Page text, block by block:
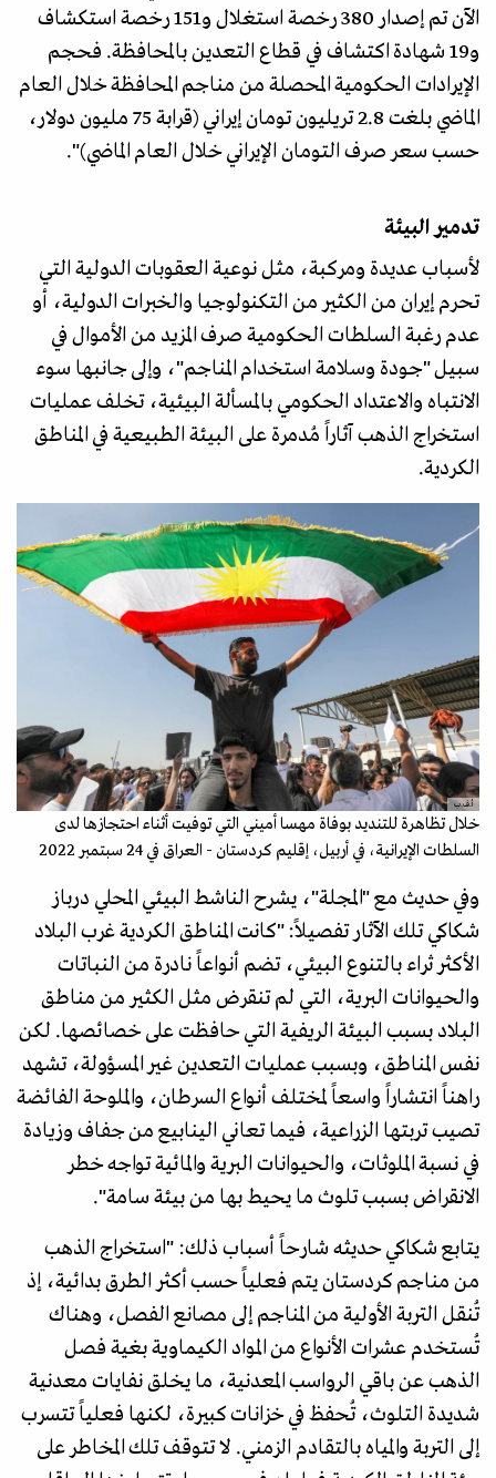
الآن تم إصدار 380 رخصة استغلال و151 رخصة استكشاف
و19 شهادة اكتشاف في قطاع التعدين بالمحافظة. فحجم
الإيرادات الحكومية المحصلة من مناجم المحافظة خلال العام
الماضي بلغت 2.8 تريليون تومان إيراني (قرابة 75 مليون دولار،
حسب سعر صرف التومان الإيراني خلال العام الماضي)".
تدمير البيئة
لأسباب عديدة ومركبة، مثل نوعية العقوبات الدولية التي
تحرم إيران من الكثير من التكنولوجيا والخبرات الدولية، أو
عدم رغبة السلطات الحكومية صرف المزيد من الأموال في
سبيل "جودة وسلامة استخدام المناجم"، وإلى جانبها سوء
الانتباه والاعتداد الحكومي بالمسألة البيئية، تخلف عمليات
استخراج الذهب آثاراً مُدمرة على البيئة الطبيعية في المناطق
الكردية.
أ.ف.ب
خلال تظاهرة للتنديد بوفاة مهسا أميني التي توفيت أثناء احتجازها لدى
السلطات الإيرانية، في أربيل، إقليم كردستان - العراق في 24 سبتمبر 2022
وفي حديث مع "المجلة"، يشرح الناشط البيئي المحلي درباز
شكاكي تلك الآثار تفصيلاً: "كانت المناطق الكردية غرب البلاد
الأكثر ثراء بالتنوع البيئي، تضم أنواعاً نادرة من النباتات
والحيوانات البرية، التي لم تنقرض مثل الكثير من مناطق
البلاد بسبب البيئة الريفية التي حافظت على خصائصها. لكن
نفس المناطق، وبسبب عمليات التعدين غير المسؤولة، تشهد
راهناً انتشاراً واسعاً لمختلف أنواع السرطان، والملوحة الفائضة
تصيب تربتها الزراعية، فيما تعاني الينابيع من جفاف وزيادة
في نسبة الملوثات، والحيوانات البرية والمائية تواجه خطر
الانقراض بسبب تلوث ما يحيط بها من بيئة سامة".
يتابع شكاكي حديثه شارحاً أسباب ذلك: "استخراج الذهب
من مناجم كردستان يتم فعلياً حسب أكثر الطرق بدائية، إذ
تُنقل التربة الأولية من المناجم إلى مصانع الفصل، وهناك
تُستخدم عشرات الأنواع من المواد الكيماوية بغية فصل
الذهب عن باقي الرواسب المعدنية، ما يخلق نفايات معدنية
شديدة التلوث، تُحفظ في خزانات كبيرة، لكنها فعلياً تتسرب
إلى التربة والمياه بالتقادم الزمني. لا تتوقف تلك المخاطر على